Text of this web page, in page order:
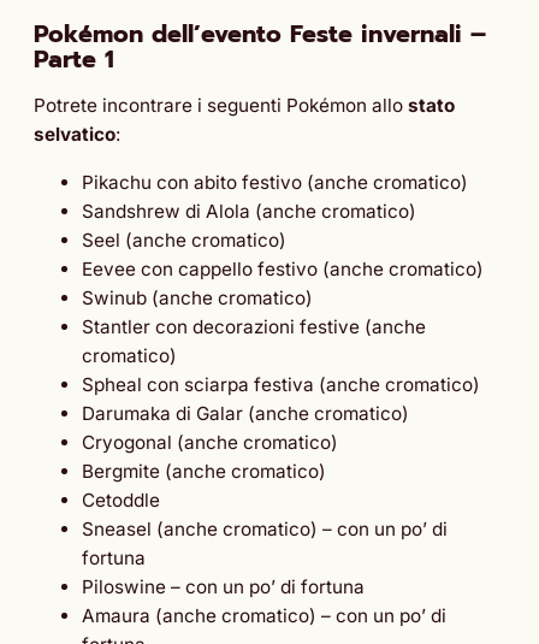
Pokémon dell’evento Feste invernali –
Parte 1
Potrete incontrare i seguenti Pokémon allo stato
selvatico:
Pikachu con abito festivo (anche cromatico)
Sandshrew di Alola (anche cromatico)
Seel (anche cromatico)
Eevee con cappello festivo (anche cromatico)
Swinub (anche cromatico)
Stantler con decorazioni festive (anche
cromatico)
Spheal con sciarpa festiva (anche cromatico)
Darumaka di Galar (anche cromatico)
Cryogonal (anche cromatico)
Bergmite (anche cromatico)
Cetoddle
Sneasel (anche cromatico) – con un po’ di
fortuna
Piloswine – con un po’ di fortuna
Amaura (anche cromatico) – con un po’ di